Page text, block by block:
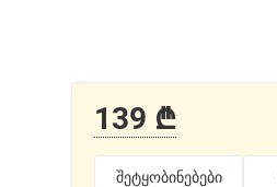
139 ₾
შეტყობინებები